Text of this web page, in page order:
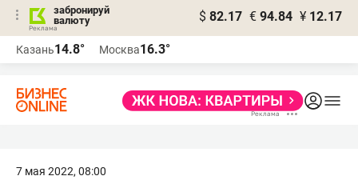
забронируй
валюту
$ 82.17 € 94.84 ¥ 12.17
Казань14.8° Москва16.3°
7 мая 2022, 08:00